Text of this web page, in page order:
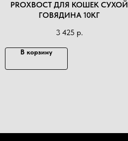
PROХВОСТ ДЛЯ КОШЕК СУХОЙ
ГОВЯДИНА 10КГ
3 425 р.
В корзину